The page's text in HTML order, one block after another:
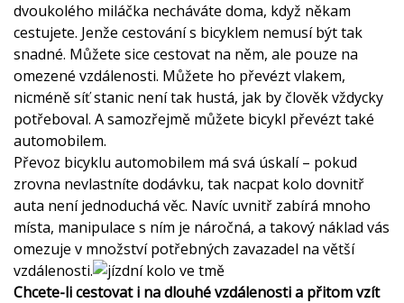
dvoukolého miláčka necháváte doma, když někam
cestujete. Jenže cestování s bicyklem nemusí být tak
snadné. Můžete sice cestovat na něm, ale pouze na
omezené vzdálenosti. Můžete ho převézt vlakem,
nicméně síť stanic není tak hustá, jak by člověk vždycky
potřeboval. A samozřejmě můžete bicykl převézt také
automobilem.
Převoz bicyklu automobilem má svá úskalí – pokud
zrovna nevlastníte dodávku, tak nacpat kolo dovnitř
auta není jednoduchá věc. Navíc uvnitř zabírá mnoho
místa, manipulace s ním je náročná, a takový náklad vás
omezuje v množství potřebných zavazadel na větší
vzdálenosti.
Chcete-li cestovat i na dlouhé vzdálenosti a přitom vzít